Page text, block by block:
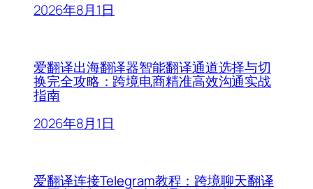
2026年8月1日
爱翻译出海翻译器智能翻译通道选择与切
换完全攻略：跨境电商精准高效沟通实战
指南
2026年8月1日
爱翻译连接Telegram教程：跨境聊天翻译